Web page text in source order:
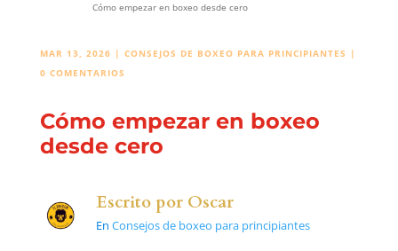
Cómo empezar en boxeo desde cero
MAR 13, 2026 | CONSEJOS DE BOXEO PARA PRINCIPIANTES |
0 COMENTARIOS
Cómo empezar en boxeo
desde cero
Escrito por Oscar
En Consejos de boxeo para principiantes